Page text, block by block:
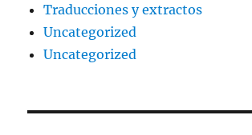
Traducciones y extractos
Uncategorized
Uncategorized